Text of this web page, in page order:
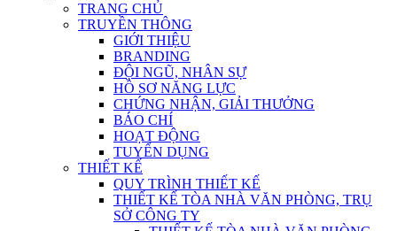
TRANG CHỦ
TRUYỀN THÔNG
GIỚI THIỆU
BRANDING
ĐỘI NGŨ, NHÂN SỰ
HỒ SƠ NĂNG LỰC
CHỨNG NHẬN, GIẢI THƯỞNG
BÁO CHÍ
HOẠT ĐỘNG
TUYỂN DỤNG
THIẾT KẾ
QUY TRÌNH THIẾT KẾ
THIẾT KẾ TÒA NHÀ VĂN PHÒNG, TRỤ
SỞ CÔNG TY